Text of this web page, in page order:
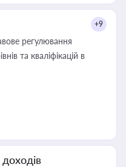
+9
регулювання
та кваліфікацій в